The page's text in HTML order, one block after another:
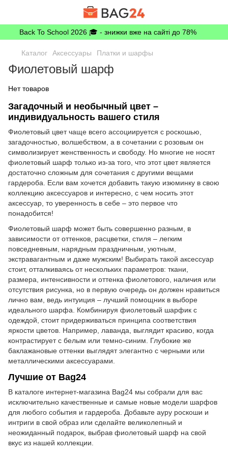
Back To School 2026 🎓 - знижки вже на сайті до 78%
Каталог Аксессуары Платки и шарфы
Фиолетовый шарф
Нет товаров
Загадочный и необычный цвет –
индивидуальность вашего стиля
Фиолетовый цвет чаще всего ассоциируется с роскошью,
загадочностью, волшебством, а в сочетании с розовым он
символизирует женственность и свободу. Но многие не носят
фиолетовый шарф только из-за того, что этот цвет является
достаточно сложным для сочетания с другими вещами
гардероба. Если вам хочется добавить такую изюминку в свою
коллекцию аксессуаров и интересно, с чем носить этот
аксессуар, то уверенность в себе – это первое что
понадобится!
Фиолетовый шарф может быть совершенно разным, в
зависимости от оттенков, расцветки, стиля – легким
повседневным, нарядным праздничным, уютным,
экстравагантным и даже мужским! Выбирать такой аксессуар
стоит, отталкиваясь от нескольких параметров: ткани,
размера, интенсивности и оттенка фиолетового, наличия или
отсутствия рисунка, но в первую очередь он должен нравиться
лично вам, ведь интуиция – лучший помощник в выборе
идеального шарфа. Комбинируя фиолетовый шарфик с
одеждой, стоит придерживаться принципа соответствия
яркости цветов. Например, лаванда, выглядит красиво, когда
контрастирует с белым или темно-синим. Глубокие же
баклажановые оттенки выглядят элегантно с черными или
металлическими аксессуарами.
Лучшие от Bag24
В каталоге интернет-магазина Bag24 мы собрали для вас
исключительно качественные и самые новые модели шарфов
для любого события и гардероба. Добавьте ауру роскоши и
интриги в свой образ или сделайте великолепный и
неожиданный подарок, выбрав фиолетовый шарф на свой
вкус из нашей коллекции.